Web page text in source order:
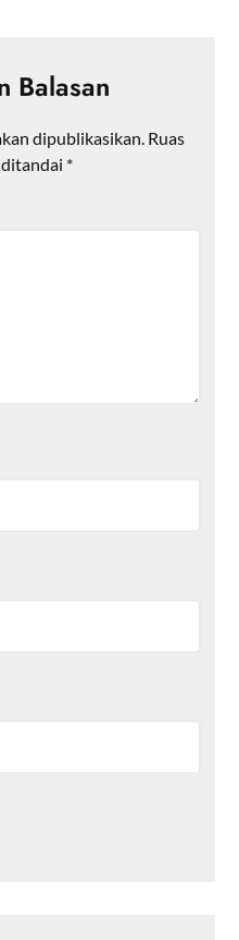
Balasan
dipublikasikan. Ruas
*